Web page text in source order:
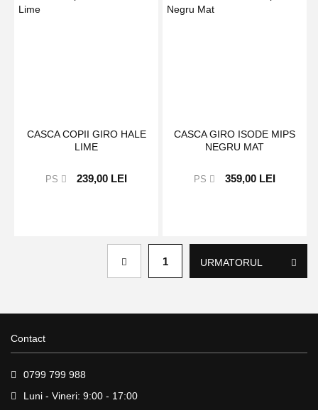
CASCA COPII GIRO HALE
LIME
PS 239,00 LEI
CASCA GIRO ISODE MIPS
NEGRU MAT
PS 359,00 LEI
1 URMATORUL
Contact
0799 799 988
Luni - Vineri: 9:00 - 17:00